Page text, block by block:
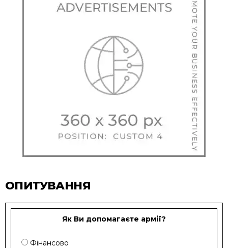
ОПИТУВАННЯ
Як Ви допомагаєте армії?
Фінансово